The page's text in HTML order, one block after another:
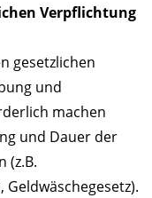
Verpflichtung
gesetzlichen
und
machen
und Dauer der
(z.B.